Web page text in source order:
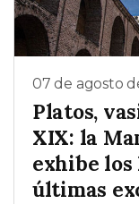
07 de agosto
Platos,
XIX: la
exhibe los
últimas